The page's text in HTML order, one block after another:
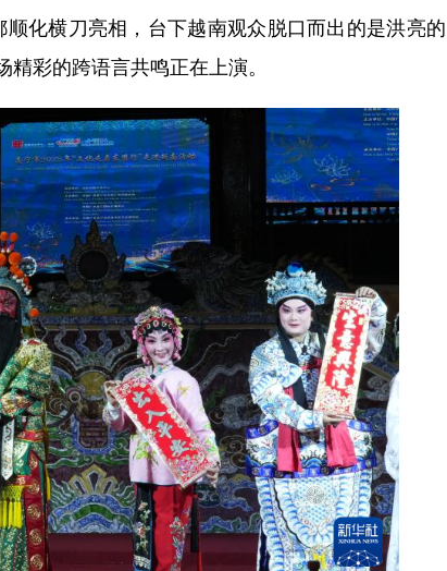
横刀亮相，台下越南观众脱口而出的是洪亮的
彩的跨语言共鸣正在上演。